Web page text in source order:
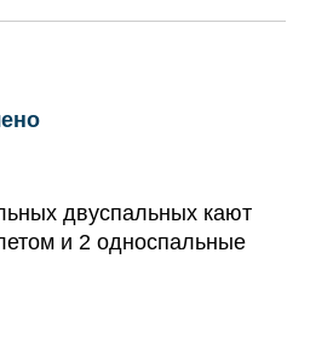
двуспальных кают
и 2 односпальные